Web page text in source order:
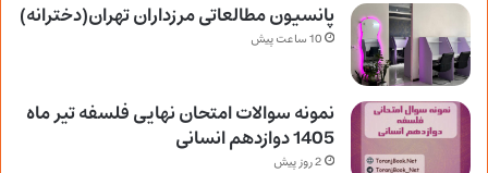
پانسیون مطالعاتی مرزداران تهران(دخترانه)
10 ساعت پیش
نمونه سوالات امتحان نهایی فلسفه تیر ماه
1405 دوازدهم انسانی
2 روز پیش